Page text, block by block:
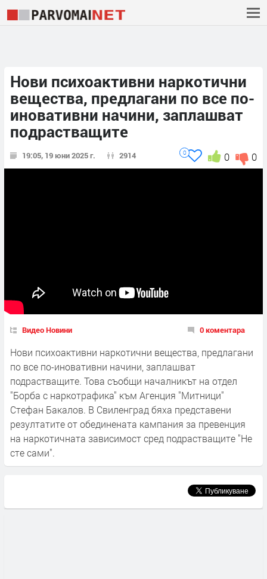
Нови психоактивни наркотични
вещества, предлагани по все по-
иновативни начини, заплашват
подрастващите
19:05, 19 юни 2025 г. 2914 0
0
0
Видео Новини 0 коментара
Нови психоактивни наркотични вещества, предлагани
по все по-иновативни начини, заплашват
подрастващите. Това съобщи началникът на отдел
"Борба с наркотрафика" към Агенция "Митници"
Стефан Бакалов. В Свиленград бяха представени
резултатите от обединената кампания за превенция
на наркотичната зависимост сред подрастващите "Не
сте сами".